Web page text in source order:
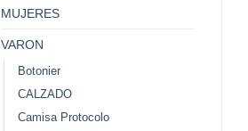
MUJERES
VARON
Botonier
CALZADO
Camisa Protocolo